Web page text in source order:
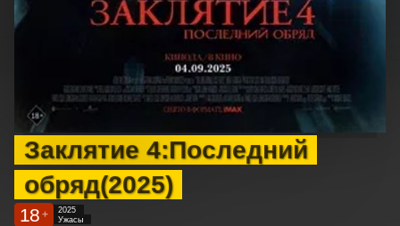
Заклятие 4:Последний
обряд(2025)
18 +
2025
Ужасы